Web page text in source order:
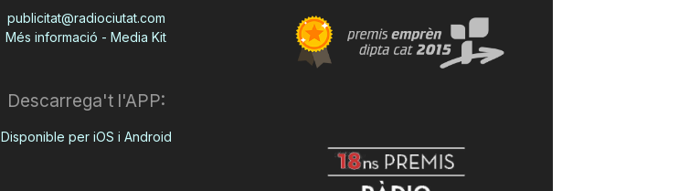
publicitat@radiociutat.com
Més informació - Media Kit
Descarrega't l'APP:
Disponible per iOS i Android